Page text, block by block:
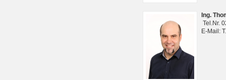
Ing.
Tel.Nr.
E-Mail: